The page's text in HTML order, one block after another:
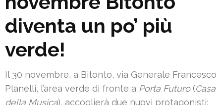
diventa un po’ più
verde!
Il 30 novembre, a Bitonto, via Generale Francesco
Planelli, l’area verde di fronte a Porta Futuro(Casa
della Musica), accoglierà due nuovi protagonisti: